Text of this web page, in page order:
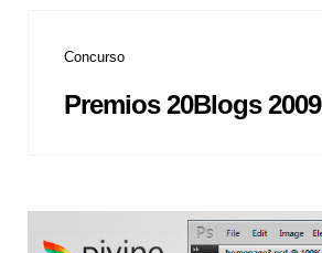
Concurso
Premios 20Blogs 2009